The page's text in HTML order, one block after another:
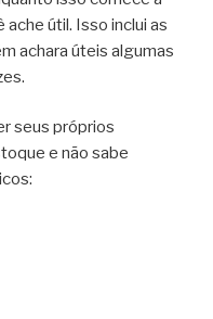
útil. Isso inclui as
achara úteis algumas
seus próprios
e não sabe